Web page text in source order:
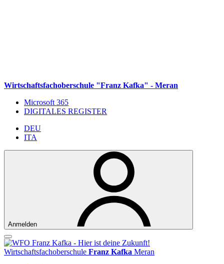
Weiter zum Inhalt
Zum Navigationsmenü gehen
Zur Fußzeile springen
Wirtschaftsfachoberschule "Franz Kafka" - Meran
Microsoft 365
DIGITALES REGISTER
DEU
ITA
Anmelden
Wirtschaftsfachoberschule Franz Kafka Meran